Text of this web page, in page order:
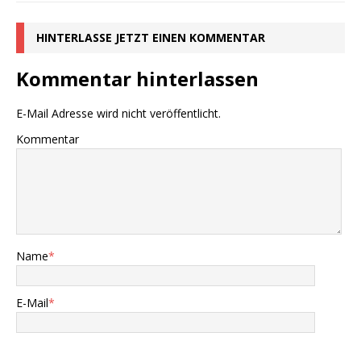
HINTERLASSE JETZT EINEN KOMMENTAR
Kommentar hinterlassen
E-Mail Adresse wird nicht veröffentlicht.
Kommentar
Name*
E-Mail*